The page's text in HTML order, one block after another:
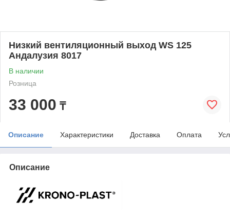
Низкий вентиляционный выход WS 125
Андалузия 8017
В наличии
Розница
33 000 ₸
Описание Характеристики Доставка Оплата
Описание